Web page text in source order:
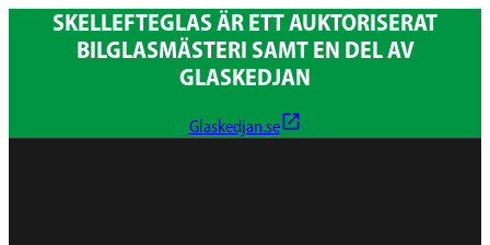
SKELLEFTEGLAS ÄR ETT AUKTORISERAT
BILGLASMÄSTERI SAMT EN DEL AV
GLASKEDJAN
Glaskedjan.se